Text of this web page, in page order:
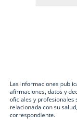
Las informaciones
afirmaciones, datos y
oficiales y profesionales
relacionada con su
correspondiente.